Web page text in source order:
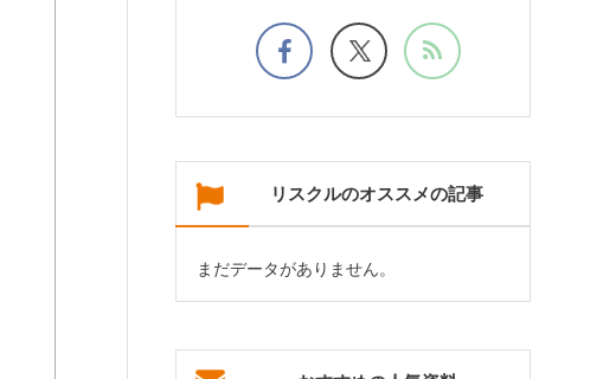
リスクルのオススメの記事
まだデータがありません。